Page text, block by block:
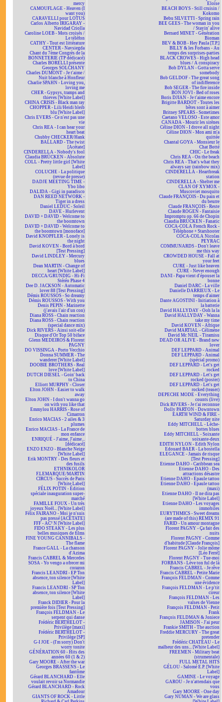
mercy
CAMOUFLAGE - Heaven (I
want you)
CARAVELLI pour LOTUS
Carlos Alberto IRIGARAY -
Navidad Criolla
Caroline LOEB - Mots croisés /
Le téléfon
CATHY - Tout est littérature
CENTER - Navsiegda
Chant du 7ème Congrès de la
BONNETERIE (TP dédicacé)
Charles BORELLI présente
Georges SOLCHANY
Charles DUMONT - Je t'aime /
Nuit blanche à Honfleur
Charlie SPAHN - Loving you,
loving me
CHER - Gypsys, tramps and
thieves [White Label]
CHINA CRISIS - Black man ray
CHOPPER - Lili/Heidi bleib
blu [White Label]
Chris EVERS - Ce n'est pas une
vie
Chris REA - I can hear your
heart beat
Chubby CHECKER/Hank
BALLARD - The twist
[Acétate]
CINDERELLA - Nobody's fool
Claudia BRÜCKEN - Absolute
COLL - Pretty little girl [White
Label]
COLUCHE - La politique
(revue de presse)
DADJE MEETING TIME -
Ybo libo
DALIDA - Gigi in paradisco
DAN REED NETWORK -
Tiger in a dress
Daniel LEDUC - Soleil
DAVE - Hurlevent
DAVID + DAVID - Welcome to
the boomtown
DAVID + DAVID - Welcome to
the boomtown [monoface]
David KNOPFLER - Lonely is
the night
David KOVEN - Bord à bord
[Test Pressing]
David LINDLEY - Mercury
blues
Dean MARTIN - Change of
heart [White Label]
DECCA/GRUNDIG - Hi-Fi
Stéréo Phase 4
Dee D. JACKSON - Automatic
lover 88 [Test Pressing]
Démis ROUSSOS - So dreamy
Démis ROUSSOS - With you
Denis PEPIN - Marinette
(j'avais l'air d'un con)
Diana ROSS - Chain reaction
Diana ROSS - Chain reaction
(special dance mix)
Dick RIVERS - Ainsi soit-elle
Disque d'Or Top 50 biface
Glenn MEDEIROS & Florent
PAGNY
DO VISSINGA - Porto Vecchio
Donna SUMMER - The
wanderer [White Label]
DOOBIE BROTHERS - Real
love [White Label]
DUTCH DIESEL - Goin' back
to China
Elliott MURPHY - Closer
Elton JOHN - Easier to walk
away
Elton JOHN - I don't wanna go
on with you like that
Emmylou HARRIS - Rose of
Cimarron
Enrico MACIAS - 2 ailes & 3
plumes
Enrico MACIAS - La France de
mon enfance
ENRIQUÉ - J'aime, J'aime...
[dédicacé]
ENZO ENZO - Blanche Neige
[White Label]
Erik MONTRY - Des fleurs et
des fusils
ETHNIKOLOR
F.LEMARQUE/MARTIN
CIRCUS - Succès de Paris
[White Label]
FÉLIX POTIN - Édition
spéciale inauguration super-
marché
FAMILLE FOUX - Un très
joyeux Noël... [White Label]
Félix FAIRANO - Moi je n'suis
pas pressé [ACÉTATE]
FFF - AC² N [White Label]
FIDO STEAKY - Les plus
belles musiques de films
FINE YOUNG CANNIBALS -
The flame
France GALL - La chanson
d'Azima
Francis CABREL & Mercedes
SOSA - Yo vengo a ofrecer mi
corazon
Francis LEANDRI - EP Ton
absence, ton silence [White
Label]
Francis LEANDRI - SP Ton
absence, ton silence [White
Label]
Franck DIDIER - Pour la
première fois [Test Pressing]
François FELDMAN - Le
serpent qui danse
Frédéric BERTHELOT -
Privilège [maxi]
Frédéric BERTHELOT -
Privilège [SP]
G-I JOE - (I'm sorry) Don't
worry tonite
GÉNÉRATION 60 - Hits des
années 60 (1 & 2)
Gary MOORE - After the war
Georges BRASSENS - Le
fantôme
Gérard BLANCHARD - Elle
voulait revoir sa Normandie
Gérard BLANCHARD - Rock
Amadour
GIANTS OF ROCK - Little
Eloïse
BEACH BOYS - Still cruisin /
Kokomo
Bebu SILVETTI - Spring rain
BEE GEES - The woman in you
/ Stayin' alive
Bernard MINET - Génération
Bioman
BEV & BOB - Hey Paula [T.P.]
BILLY & les Forbans - Au
temps des surprises-parties
BLACK CROWES - High head
blues / A conspiracy
Bob DYLAN - Gotta serve
somebody
Bob GELDOF - The great song
of indifference
Bob SEGER - The fire inside
BON JOVI - Bed of roses
Boris DJIAN - Je t'aime encore
Brigitte BARDOT - Toutes les
bêtes sont à aimer
Britney SPEARS - Sometimes
Caetano VELOSO - Este amor
CANADA - Mourir les sirènes
Céline DION - I drove all night
Céline DION - Mon ami m'a
quittée
Chantal GOYA - Monsieur le
Chat Botté
CHIC - Le freak
Chris REA - On the beach
Chris REA - That's what they
always say (rainbow mix)
CINDERELLA - Heartbreak
station
CINDERELLA - Shelter me
CLAN OF XYMOX -
Muscoviet mosquito
Claude FRANÇOIS - Du pain et
du beurre
Claude FRANÇOIS - Reste
Claude ROGEN - Fantaisie
Impromptu op. 66 de Chopin
Claudia BRÜCKEN - Fanatic
COCA-COLA French Rock -
Téléphone + Starshooter
COCA-COLA Nicolas
PEYRAC
COMMUNARDS - Don't leave
me this way
CROWDED HOUSE - Fall at
your feet
CURE - Just like heaven
CURE - Never enough
DANI - Papa vient d'épouser la
bonne
Daniel DARC - La ville
Danielle DARRIEUX - Le
temps d'aimer
Dante AGOSTINI - Initiation à
la batterie
David HALLYDAY - Ooh la la
David HALLYDAY - Wanna
take my time
David KOVEN - Afrique
David MARTIAL - Célimène
David Mc NEIL - Tiramisu
DEAD OR ALIVE - Brand new
lover
DEF LEPPARD - Animal
DEF LEPPARD - Animal
(spécial promo)
DEF LEPPARD - Let's get
rocked
DEF LEPPARD - Let's get
rocked (poster)
DEF LEPPARD - Let's get
rocked (teaser)
DEPECHE MODE - Everything
counts (live)
Dick RIVERS - Je t'ai reconnue
Dolly PARTON - Downtown
EARTH WIND & FIRE -
Saturday nite
Eddy MITCHELL - Lèche-
bottes blues
Eddy MITCHELL - Soixante
soixante-deux
EDITH NYLON - Edith Nylon
Edouard BAER - La bostella
ELEGANCE - Jamais de risque
[Test Pressing]
Etienne DAHO - Caribbean sea
Etienne DAHO - Des
attractions désastre
Etienne DAHO - Epaule tattoo
Etienne DAHO - Epaule tattoo
(maxi)
Etienne DAHO - Il ne dira pas
[White Label]
Etienne DAHO - Les voyages
immobiles
EURYTHMICS - Sweet dreams
(are made of this) REMIX 91
FARID - Un amour montagne
Florent PAGNY - Ça fait des
nuits
Florent PAGNY - Comme
d'habitude [Claude François]
Florent PAGNY - Jolie môme
[Léo Ferré]
Florent PAGNY - Tue-moi
FORBANS - Lève ton ful de là
Francis CABREL - Je rêve
Francis CABREL - Petite Marie
François FELDMAN - Comme
une évidence
François FELDMAN - Le p'tit
cireur
François FELDMAN - Les
valses de Vienne
François FELDMAN - Petit
Frank
François FELDMAN & Joniece
JAMISON - J'ai peur
Frankie SMITH - The auction
Freddie MERCURY - The great
pretender
Frédéric CHATEAU - Le
malheur des uns... [White Label]
FREEMEN - Military beat
(strumentale)
FULL METAL HITS
GÉLOU - Salomé E.P. [White
Label]
GAMINE - Le voyage
GAROU - Je n'attendais que
vous
Gary MOORE - One day
Gary NUMAN - We are glass